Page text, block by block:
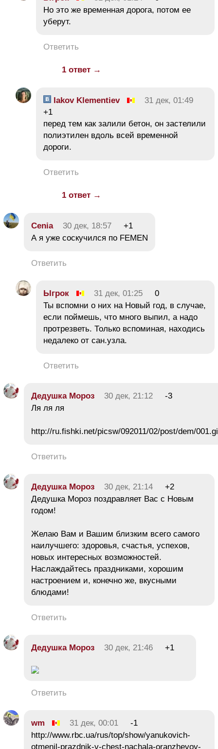
Но это же временная дорога, потом ее
уберут.
Ответить
1 ответ →
Iakov Klementiev
31 дек, 01:49
+1
перед тем как залили бетон, он застелили
полиэтилен вдоль всей временной
дороги.
Ответить
1 ответ →
Cenia 30 дек, 18:57
+1
А я уже соскучился по FEMEN
Ответить
Ыгрок 31 дек, 01:25
0
Ты вспомни о них на Новый год, в случае,
если поймешь, что много выпил, а надо
протрезветь. Только вспоминая, находись
недалеко от сан.узла.
Ответить
Дедушка Мороз 30 дек, 21:12
-3
Ля ля ля
http://ru.fishki.net/picsw/092011/02/post/dem/
Ответить
Дедушка Мороз 30 дек, 21:14
+2
Дедушка Мороз поздравляет Вас с Новым
годом!
Желаю Вам и Вашим близким всего самого
наилучшего: здоровья, счастья, успехов,
новых интересных возможностей.
Наслаждайтесь праздниками, хорошим
настроением и, конечно же, вкусными
блюдами!
Ответить
Дедушка Мороз 30 дек, 21:46 +1
Ответить
wm 31 дек, 00:01
-1
http://www.rbc.ua/rus/top/show/yanukovich-
otmenil-prazdnik-v-chest-nachala-oranzhevoy-